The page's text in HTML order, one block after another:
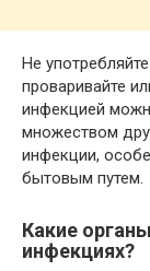
Не
проваривайте
инфекцией
множеством
инфекции,
бытовым путем.
Какие
инфекциях?